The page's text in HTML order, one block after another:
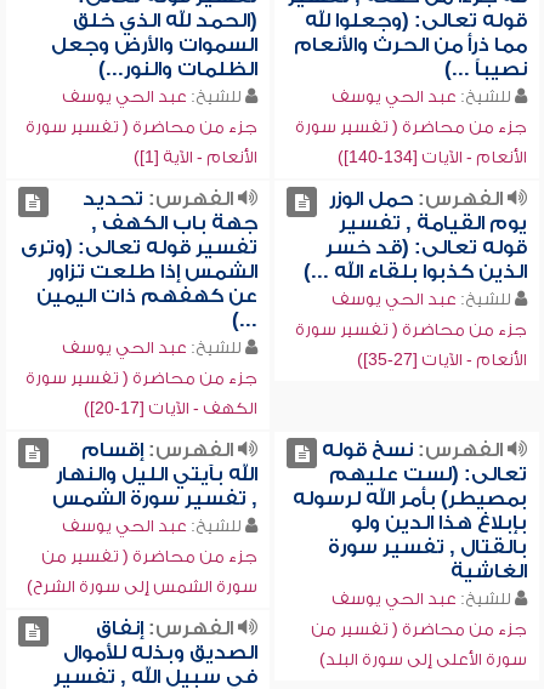
قوله تعالى: (وجعلوا لله
مما ذرأ من الحرث والأنعام
نصيباً ...)
للشيخ: عبد الحي يوسف
جزء من محاضرة ( تفسير سورة
الأنعام - الآيات [134-140])
(الحمد لله الذي خلق
السموات والأرض وجعل
الظلمات والنور...)
للشيخ: عبد الحي يوسف
جزء من محاضرة ( تفسير سورة
الأنعام - الآية [1])
الفهرس:حمل الوزر
يوم القيامة , تفسير
قوله تعالى: (قد خسر
الذين كذبوا بلقاء الله ...)
للشيخ: عبد الحي يوسف
جزء من محاضرة ( تفسير سورة
الأنعام - الآيات [27-35])
الفهرس: تحديد
جهة باب الكهف ,
تفسير قوله تعالى: (وترى
الشمس إذا طلعت تزاور
عن كهفهم ذات اليمين
...)
للشيخ: عبد الحي يوسف
جزء من محاضرة ( تفسير سورة
الكهف - الآيات [17-20])
الفهرس:نسخ قوله
تعالى: (لست عليهم
بمصيطر) بأمر الله لرسوله
بإبلاغ هذا الدين ولو
بالقتال , تفسير سورة
الغاشية
للشيخ: عبد الحي يوسف
جزء من محاضرة ( تفسير من
سورة الأعلى إلى سورة البلد)
الفهرس:إقسام
الله بآيتي الليل والنهار
, تفسير سورة الشمس
للشيخ: عبد الحي يوسف
جزء من محاضرة ( تفسير من
سورة الشمس إلى سورة الشرح)
الفهرس:إنفاق
الصديق وبذله للأموال
في سبيل الله , تفسير